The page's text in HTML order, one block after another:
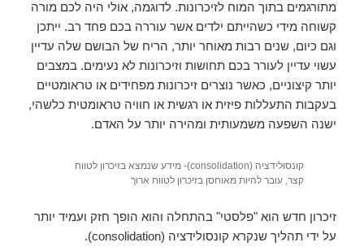
מתורגמים בתוך המוח לזיכרונות. לדוגמה, אולי היה לכם מורה
קשוחה מידי כשהייתם ילדים אשר עוררה בכם פחד רב. ייתכן
וגם כיום, שנים רבות מאוחר יותר, הריח של הבושם שלה עדיין
עשוי עדיין לעורר בכם תחושות וזיכרונות לא נעימים. במצבים
יותר קיצוניים, כאשר נוצרים זיכרונות מפחידים או טראומטיים
בעקבות התעללות פיזית או רגשית או חוויה טראומטית כלשהי,
ישנה השפעה משמעותית ומהירה יותר על האדם.
קונסולידציה (consolidation)- מידע שנמצא בזיכרון לטווח
קצר, עובר להיות מאוחסן בזיכרון לטווח ארוך
זיכרון חדש הוא "פלסטי" בהתחלה והוא הופך חזק ועמיד יותר
על ידי תהליך שנקרא קונסולידציה (consolidation
).